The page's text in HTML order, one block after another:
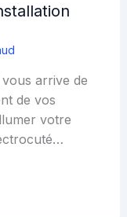
arrive de
de vos
votre